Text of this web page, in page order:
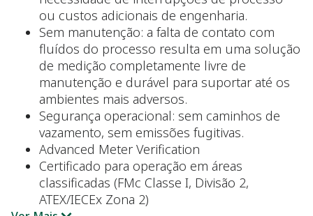
ou custos adicionais de engenharia.
Sem manutenção: a falta de contato com
fluídos do processo resulta em uma solução
de medição completamente livre de
manutenção e durável para suportar até os
ambientes mais adversos.
Segurança operacional: sem caminhos de
vazamento, sem emissões fugitivas.
Advanced Meter Verification
Certificado para operação em áreas
classificadas (FMc Classe I, Divisão 2,
ATEX/IECEx Zona 2)